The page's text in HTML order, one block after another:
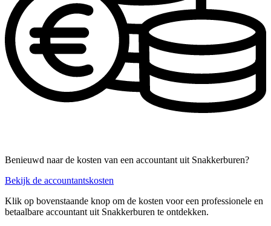
Benieuwd naar de kosten van een accountant uit Snakkerburen?
Bekijk de accountantskosten
Klik op bovenstaande knop om de kosten voor een professionele en
betaalbare accountant uit Snakkerburen te ontdekken.